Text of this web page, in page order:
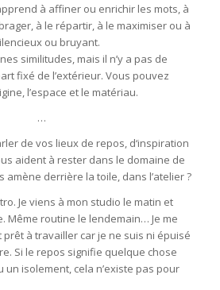
à affiner ou enrichir les mots, à
à le répartir, à le maximiser ou à
ou bruyant.
similitudes, mais il n’y a pas de
fixé de l’extérieur. Vous pouvez
l’espace et le matériau.
…
de vos lieux de repos, d‘inspiration
aident à rester dans le domaine de
amène derrière la toile, dans l’atelier ?
Je viens à mon studio le matin et
Même routine le lendemain… Je me
à travailler car je ne suis ni épuisé
Si le repos signifie quelque chose
un isolement, cela n’existe pas pour